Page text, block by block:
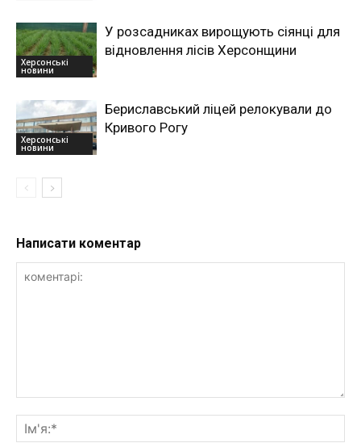
Херсонські
новини
У розсадниках вирощують сіянці для
відновлення лісів Херсонщини
Херсонські
новини
Бериславський ліцей релокували до
Кривого Рогу
Написати коментар